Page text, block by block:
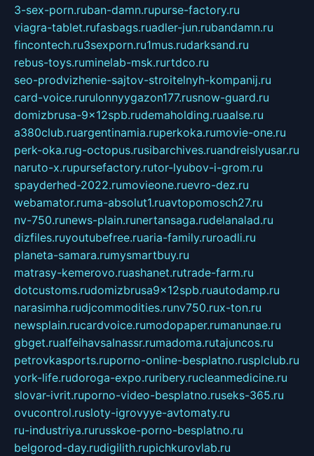
3-sex-porn.ruban-damn.rupurse-factory.ru
viagra-tablet.rufasbags.ruadler-jun.rubandamn.ru
fincontech.ru3sexporn.ru1mus.rudarksand.ru
rebus-toys.ruminelab-msk.rurtdco.ru
seo-prodvizhenie-sajtov-stroitelnyh-kompanij.ru
card-voice.rurulonnyygazon177.rusnow-guard.ru
domizbrusa-9x12spb.rudemaholding.ruaalse.ru
a380club.ruargentinamia.ruperkoka.rumovie-one.ru
perk-oka.rug-octopus.rusibarchives.ruandreislyusar.ru
naruto-x.rupursefactory.rutor-lyubov-i-grom.ru
spayderhed-2022.rumovieone.ruevro-dez.ru
webamator.ruma-absolut1.ruavtopomosch27.ru
nv-750.runews-plain.runertansaga.rudelanalad.ru
dizfiles.ruyoutubefree.ruaria-family.ruroadli.ru
planeta-samara.rumysmartbuy.ru
matrasy-kemerovo.ruashanet.rutrade-farm.ru
dotcustoms.rudomizbrusa9x12spb.ruautodamp.ru
narasimha.rudjcommodities.runv750.rux-ton.ru
newsplain.rucardvoice.rumodopaper.rumanunae.ru
gbget.rualfeihavsalnassr.rumadoma.rutajuncos.ru
petrovkasports.ruporno-online-besplatno.rusplclub.ru
york-life.rudoroga-expo.ruribery.rucleanmedicine.ru
slovar-ivrit.ruporno-video-besplatno.ruseks-365.ru
ovucontrol.rusloty-igrovyye-avtomaty.ru
ru-industriya.rurusskoe-porno-besplatno.ru
belgorod-day.rudigilith.rupichkurovlab.ru